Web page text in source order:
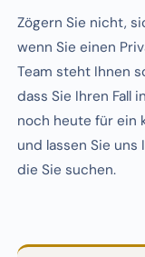
Zögern Sie nicht,
wenn Sie einen
Team steht Ihnen
dass Sie Ihren Fall
noch heute für ein
und lassen Sie
die Sie suchen.